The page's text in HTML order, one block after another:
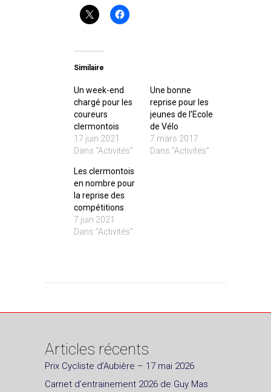
Similaire
Un week-end
chargé pour les
coureurs
clermontois
17 juin 2021
Dans "Activités"
Une bonne
reprise pour les
jeunes de l’Ecole
de Vélo
7 mars 2017
Dans "Activités"
Les clermontois
en nombre pour
la reprise des
compétitions
7 juin 2021
Dans "Activités"
Articles récents
Prix Cycliste d’Aubière – 17 mai 2026
Carnet d’entrainement 2026 de Guy Mas